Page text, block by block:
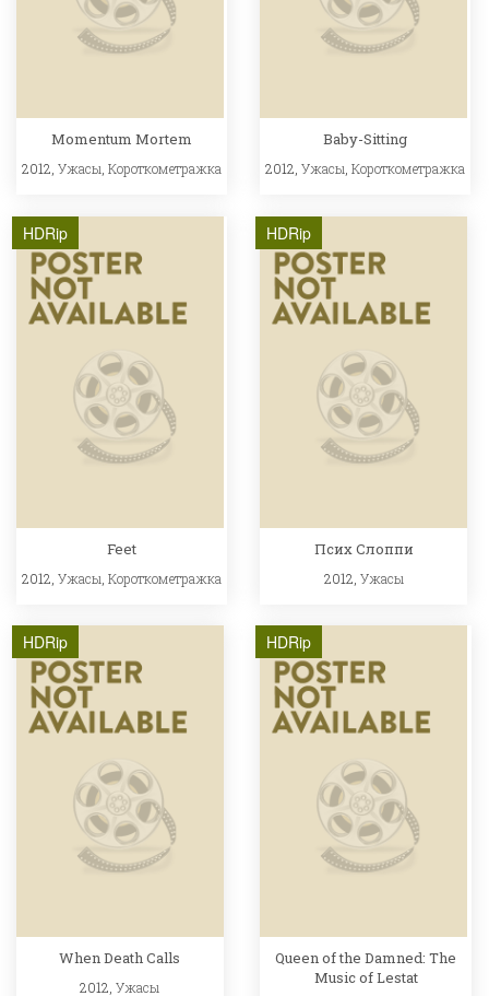
Momentum Mortem
2012, Ужасы Короткометражка
Baby-Sitting
2012,Ужасы ,Короткометражка
HDRip
Feet
2012, Ужасы Короткометражка
HDRip
Псих Слоппи
2012, Ужасы
HDRip
When Death Calls
2012,Ужасы
HDRip
Queen of the Damned: The
Music of Lestat